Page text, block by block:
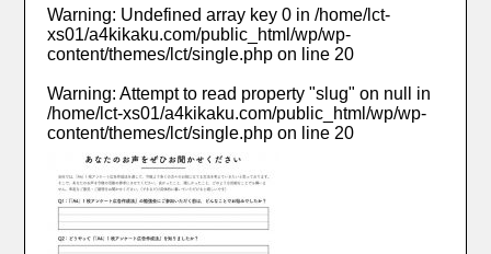
Warning: Undefined array key 0 in/home/lct-
xs01/a4kikaku.com/public_html/wp/wp-
content/themes/lct/single.php on line 20
Warning: Attempt to read property "slug" on null in
/home/lct-xs01/a4kikaku.com/public_html/wp/wp-
content/themes/lct/single.php on line 20